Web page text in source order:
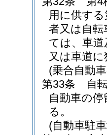
用に供す
者又は自
ては、車
又は車道
(乗合自動
第33条
自
自動車の
る。
(自動車駐